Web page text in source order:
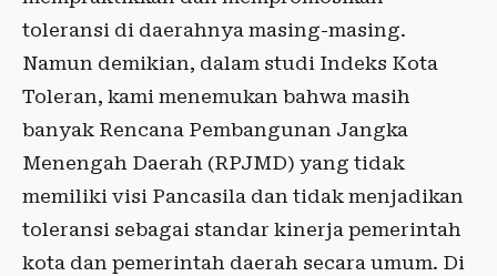
toleransi di daerahnya masing-masing.
Namun demikian, dalam studi Indeks Kota
Toleran, kami menemukan bahwa masih
banyak Rencana Pembangunan Jangka
Menengah Daerah (RPJMD) yang tidak
memiliki visi Pancasila dan tidak menjadikan
toleransi sebagai standar kinerja pemerintah
kota dan pemerintah daerah secara umum. Di